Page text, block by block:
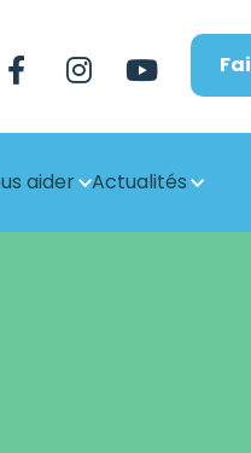
aider Actualités